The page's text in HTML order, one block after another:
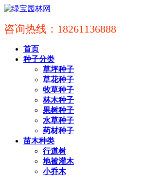
咨询热线：18261136888
首页
种子分类
草坪种子
草花种子
牧草种子
林木种子
果树种子
水草种子
药材种子
苗木种类
行道树
地被灌木
小乔木